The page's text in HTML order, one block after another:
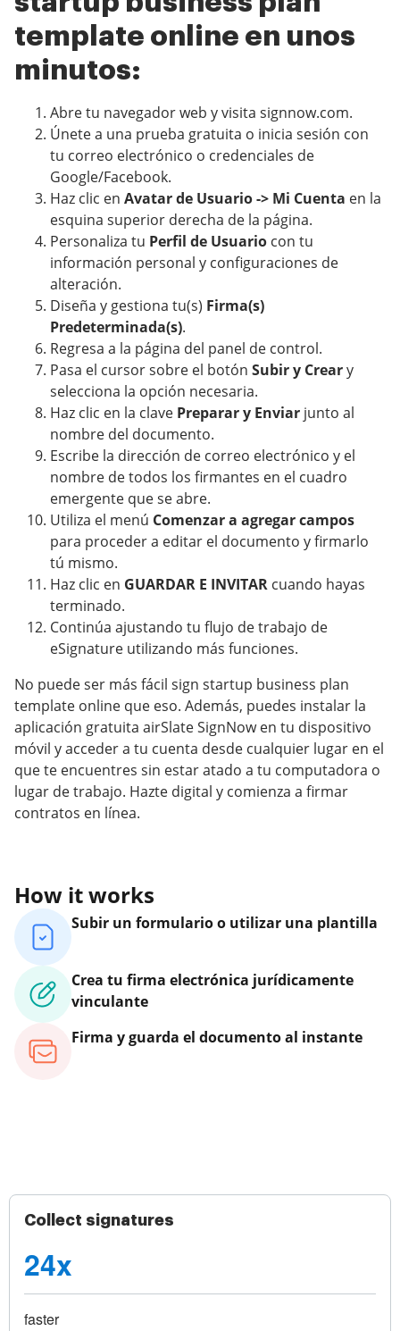
template online en unos
minutos:
Abre tu navegador web y visita signnow.com.
Únete a una prueba gratuita o inicia sesión con
tu correo electrónico o credenciales de
Google/Facebook.
Haz clic en Avatar de Usuario -> Mi Cuenta en la
esquina superior derecha de la página.
Personaliza tu Perfil de Usuario con tu
información personal y configuraciones de
alteración.
Diseña y gestiona tu(s) Firma(s)
Predeterminada(s).
Regresa a la página del panel de control.
Pasa el cursor sobre el botón Subir y Creary
selecciona la opción necesaria.
Haz clic en la clave Preparar y Enviar junto al
nombre del documento.
Escribe la dirección de correo electrónico y el
nombre de todos los firmantes en el cuadro
emergente que se abre.
Utiliza el menú Comenzar a agregar campos
para proceder a editar el documento y firmarlo
tú mismo.
Haz clic en GUARDAR E INVITAR cuando hayas
terminado.
Continúa ajustando tu flujo de trabajo de
eSignature utilizando más funciones.
No puede ser más fácil sign startup business plan
template online que eso. Además, puedes instalar la
aplicación gratuita airSlate SignNow en tu dispositivo
móvil y acceder a tu cuenta desde cualquier lugar en el
que te encuentres sin estar atado a tu computadora o
lugar de trabajo. Hazte digital y comienza a firmar
contratos en línea.
How it works
Subir un formulario o utilizar una plantilla
Crea tu firma electrónica jurídicamente
vinculante
Firma y guarda el documento al instante
Collect signatures
24x
faster